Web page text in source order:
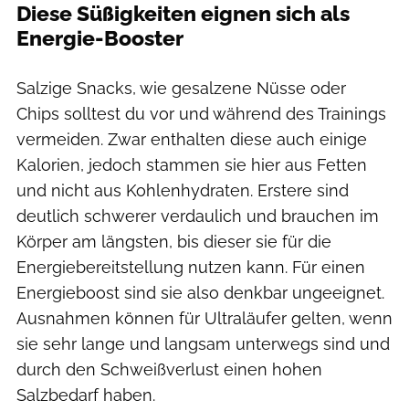
Diese Süßigkeiten eignen sich als
Energie-Booster
Salzige Snacks, wie gesalzene Nüsse oder
Chips solltest du vor und während des Trainings
vermeiden. Zwar enthalten diese auch einige
Kalorien, jedoch stammen sie hier aus Fetten
und nicht aus Kohlenhydraten. Erstere sind
deutlich schwerer verdaulich und brauchen im
Körper am längsten, bis dieser sie für die
Energiebereitstellung nutzen kann. Für einen
Energieboost sind sie also denkbar ungeeignet.
Ausnahmen können für Ultraläufer gelten, wenn
sie sehr lange und langsam unterwegs sind und
durch den Schweißverlust einen hohen
Salzbedarf haben.